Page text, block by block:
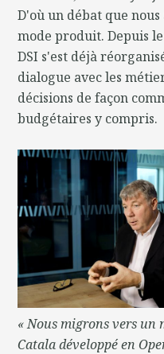
D'où un débat que
mode produit. Depuis
DSI s'est déjà
dialogue avec les
décisions de façon
budgétaires y compris.
« Nous migrons vers un
Catala développé en